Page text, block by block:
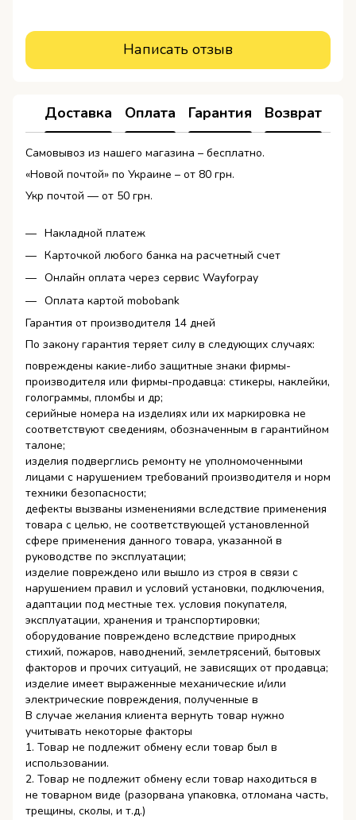
Написать отзыв
Доставка Оплата Гарантия Возврат
Самовывоз из нашего магазина – бесплатно.
«Новой почтой» по Украине – от 80 грн.
Укр почтой — от 50 грн.
Накладной платеж
Карточкой любого банка на расчетный счет
Онлайн оплата через сервис Wayforpay
Оплата картой mobobank
Гарантия от производителя 14 дней
По закону гарантия теряет силу в следующих случаях:
повреждены какие-либо защитные знаки фирмы-
производителя или фирмы-продавца: стикеры, наклейки,
голограммы, пломбы и др;
серийные номера на изделиях или их маркировка не
соответствуют сведениям, обозначенным в гарантийном
талоне;
изделия подверглись ремонту не уполномоченными
лицами с нарушением требований производителя и норм
техники безопасности;
дефекты вызваны изменениями вследствие применения
товара с целью, не соответствующей установленной
сфере применения данного товара, указанной в
руководстве по эксплуатации;
изделие повреждено или вышло из строя в связи с
нарушением правил и условий установки, подключения,
адаптации под местные тех. условия покупателя,
эксплуатации, хранения и транспортировки;
оборудование повреждено вследствие природных
стихий, пожаров, наводнений, землетрясений, бытовых
факторов и прочих ситуаций, не зависящих от продавца;
изделие имеет выраженные механические и/или
электрические повреждения, полученные в
В случае желания клиента вернуть товар нужно
учитывать некоторые факторы
1. Товар не подлежит обмену если товар был в
использовании.
2. Товар не подлежит обмену если товар находиться в
не товарном виде (разорвана упаковка, отломана часть,
трещины, сколы, и т.д.)